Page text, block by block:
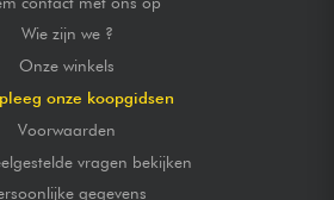
Wie zijn we ?
Onze winkels
onze koopgidsen
Voorwaarden
vragen bekijken
gegevens